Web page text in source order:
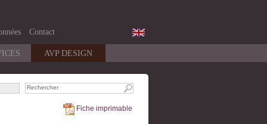
Contact
AVP DESIGN
Fiche imprimable